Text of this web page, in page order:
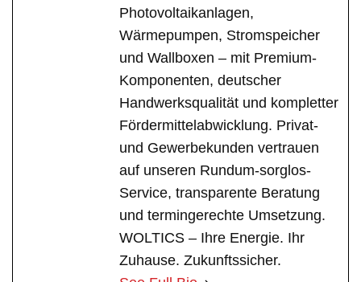
Photovoltaikanlagen,
Wärmepumpen, Stromspeicher
und Wallboxen – mit Premium-
Komponenten, deutscher
Handwerksqualität und kompletter
Fördermittelabwicklung. Privat-
und Gewerbekunden vertrauen
auf unseren Rundum-sorglos-
Service, transparente Beratung
und termingerechte Umsetzung.
WOLTICS – Ihre Energie. Ihr
Zuhause. Zukunftssicher.